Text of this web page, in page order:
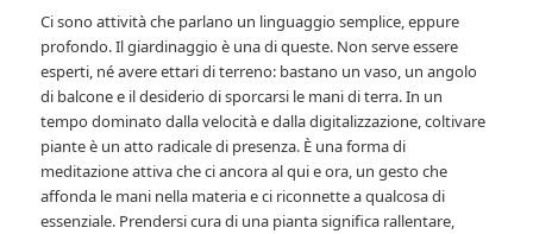
Ci sono attività che parlano un linguaggio semplice, eppure
profondo. Il giardinaggio è una di queste. Non serve essere
esperti, né avere ettari di terreno: bastano un vaso, un angolo
di balcone e il desiderio di sporcarsi le mani di terra. In un
tempo dominato dalla velocità e dalla digitalizzazione, coltivare
piante è un atto radicale di presenza. È una forma di
meditazione attiva che ci ancora al qui e ora, un gesto che
affonda le mani nella materia e ci riconnette a qualcosa di
essenziale. Prendersi cura di una pianta significa rallentare,